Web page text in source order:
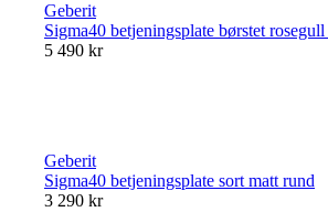
Geberit
Sigma40 betjeningsplate børstet
5 490 kr
Geberit
Sigma40 betjeningsplate sort matt rund
3 290 kr